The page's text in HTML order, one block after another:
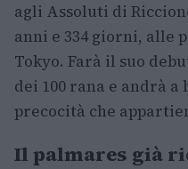
agli Assoluti di
anni e 334 giorni, alle
Tokyo. Farà il suo
dei 100 rana e andrà
precocità che
Il palmares già